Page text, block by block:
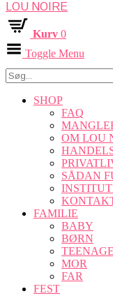
LOU NOIRE
Kurv 0
Toggle Menu
SHOP
FAQ
OM LOU
SÅDAN
FAMILIE
BABY
BØRN
MOR
FAR
FEST